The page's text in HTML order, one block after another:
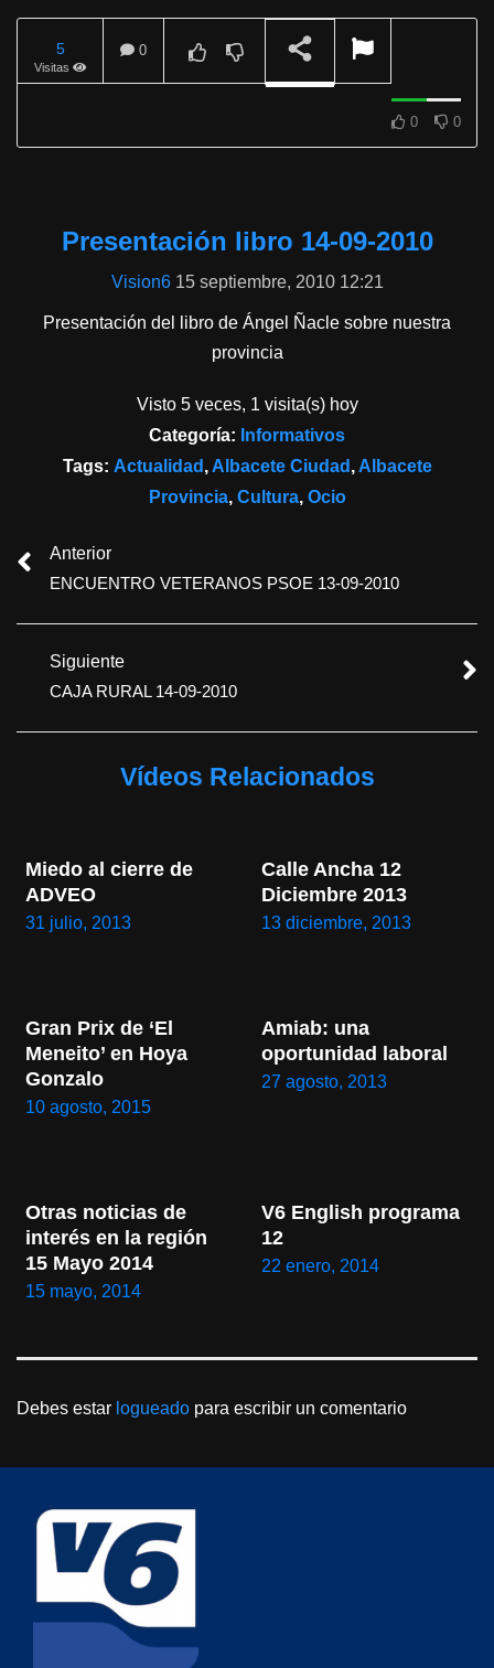
5
Visitas
0
0 0
Presentación libro 14-09-2010
Vision6 15 septiembre, 2010 12:21
Presentación del libro de Ángel Ñacle sobre nuestra
provincia
Visto 5 veces, 1 visita(s) hoy
Categoría: Informativos
Tags: Actualidad , Albacete Ciudad , Albacete
Provincia, Cultura, Ocio
Anterior
ENCUENTRO VETERANOS PSOE 13-09-2010
Siguiente
CAJA RURAL 14-09-2010
Vídeos Relacionados
Miedo al cierre de
ADVEO
31 julio, 2013
Calle Ancha 12
Diciembre 2013
13 diciembre, 2013
Gran Prix de ‘El
Meneito’ en Hoya
Gonzalo
10 agosto, 2015
Amiab: una
oportunidad laboral
27 agosto, 2013
Otras noticias de
interés en la región
15 Mayo 2014
15 mayo, 2014
V6 English programa
12
22 enero, 2014
Debes estar logueado para escribir un comentario